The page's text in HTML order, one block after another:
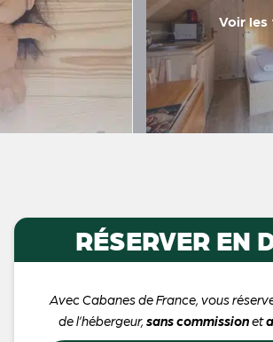
Voir les
RÉSERVER EN
Avec Cabanes de France, vous
de l’hébergeur, sans commissionet